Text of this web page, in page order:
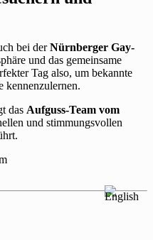
bei derNürnberger Gay-
und das gemeinsame
Tag also, um bekannte
kennenzulernen.
das Aufguss-Team vom
und stimmungsvollen